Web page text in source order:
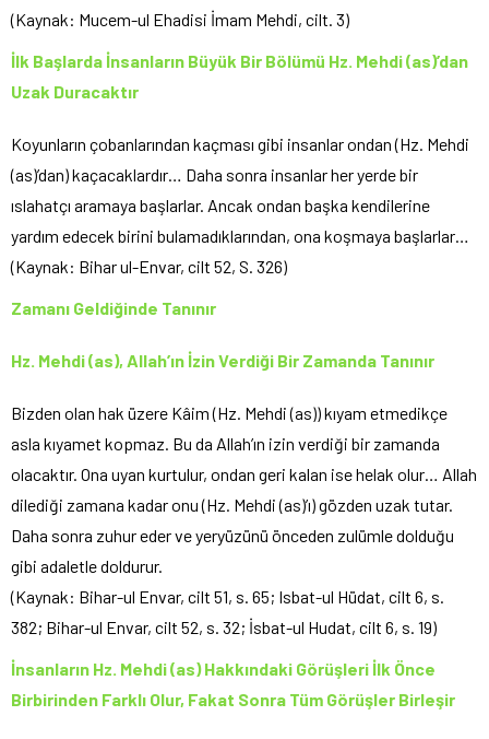
(Kaynak: Mucem-ul Ehadisi İmam Mehdi, cilt. 3)
İlk Başlarda İnsanların Büyük Bir Bölümü Hz. Mehdi (as)’dan
Uzak Duracaktır
Koyunların çobanlarından kaçması gibi insanlar ondan (Hz. Mehdi
(as)’dan) kaçacaklardır… Daha sonra insanlar her yerde bir
ıslahatçı aramaya başlarlar. Ancak ondan başka kendilerine
yardım edecek birini bulamadıklarından, ona koşmaya başlarlar…
(Kaynak: Bihar ul-Envar, cilt 52, S. 326)
Zamanı Geldiğinde Tanınır
Hz. Mehdi (as), Allah’ın İzin Verdiği Bir Zamanda Tanınır
Bizden olan hak üzere Kâim (Hz. Mehdi (as)) kıyam etmedikçe
asla kıyamet kopmaz. Bu da Allah’ın izin verdiği bir zamanda
olacaktır. Ona uyan kurtulur, ondan geri kalan ise helak olur… Allah
dilediği zamana kadar onu (Hz. Mehdi (as)’ı) gözden uzak tutar.
Daha sonra zuhur eder ve yeryüzünü önceden zulümle dolduğu
gibi adaletle doldurur.
(Kaynak: Bihar-ul Envar, cilt 51, s. 65; Isbat-ul Hüdat, cilt 6, s.
382; Bihar-ul Envar, cilt 52, s. 32; İsbat-ul Hudat, cilt 6, s. 19)
İnsanların Hz. Mehdi (as) Hakkındaki Görüşleri İlk Önce
Birbirinden Farklı Olur, Fakat Sonra Tüm Görüşler Birleşir